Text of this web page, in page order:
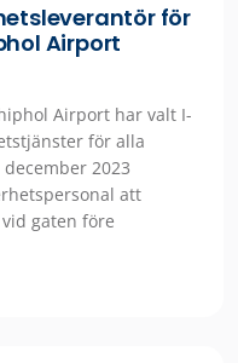
för
Airport
Airport har valt I-
för alla
2023
att
gaten före